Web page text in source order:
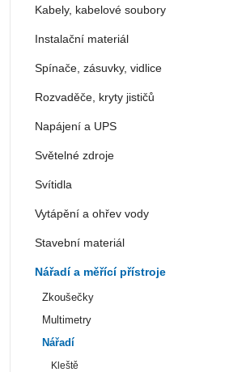
Kabely, kabelové soubory
Instalační materiál
Spínače, zásuvky, vidlice
Rozvaděče, kryty jističů
Napájení a UPS
Světelné zdroje
Svítidla
Vytápění a ohřev vody
Stavební materiál
Nářadí a měřící přístroje
Zkoušečky
Multimetry
Nářadí
Kleště